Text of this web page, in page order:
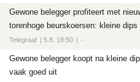
Gewone belegger profiteert met
torenhoge beurskoersen: kleine
Telegraaf 5.8. 18:50 ··
Gewone belegger koopt na kleine
vaak goed uit